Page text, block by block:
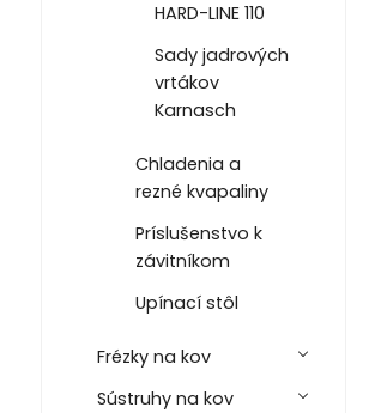
HARD-LINE 110
Sady jadrových
vrtákov
Karnasch
Chladenia a
rezné kvapaliny
Príslušenstvo k
závitníkom
Upínací stôl
Frézky na kov
Sústruhy na kov